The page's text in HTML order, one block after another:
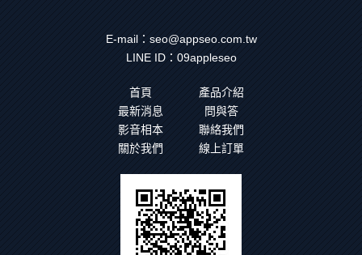
E-mail： seo@appseo.com.tw
LINE ID： 09appleseo
首頁
產品介紹
最新消息
問與答
影音相本
聯絡我們
關於我們
線上訂單